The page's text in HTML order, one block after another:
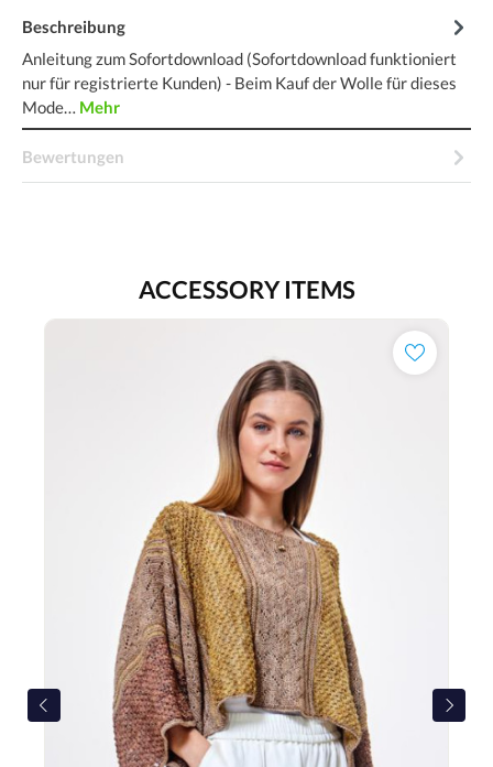
Beschreibung
Anleitung zum Sofortdownload (Sofortdownload funktioniert
nur für registrierte Kunden) - Beim Kauf der Wolle für dieses
Mode… Mehr
Bewertungen
ACCESSORY ITEMS